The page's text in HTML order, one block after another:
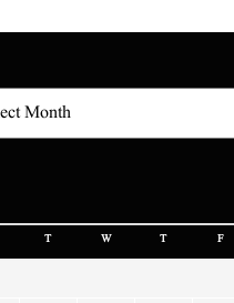
T W T F